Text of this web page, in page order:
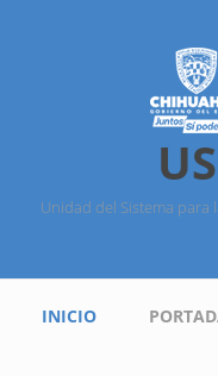
Unidad del Sistema para
Menú
INICIO